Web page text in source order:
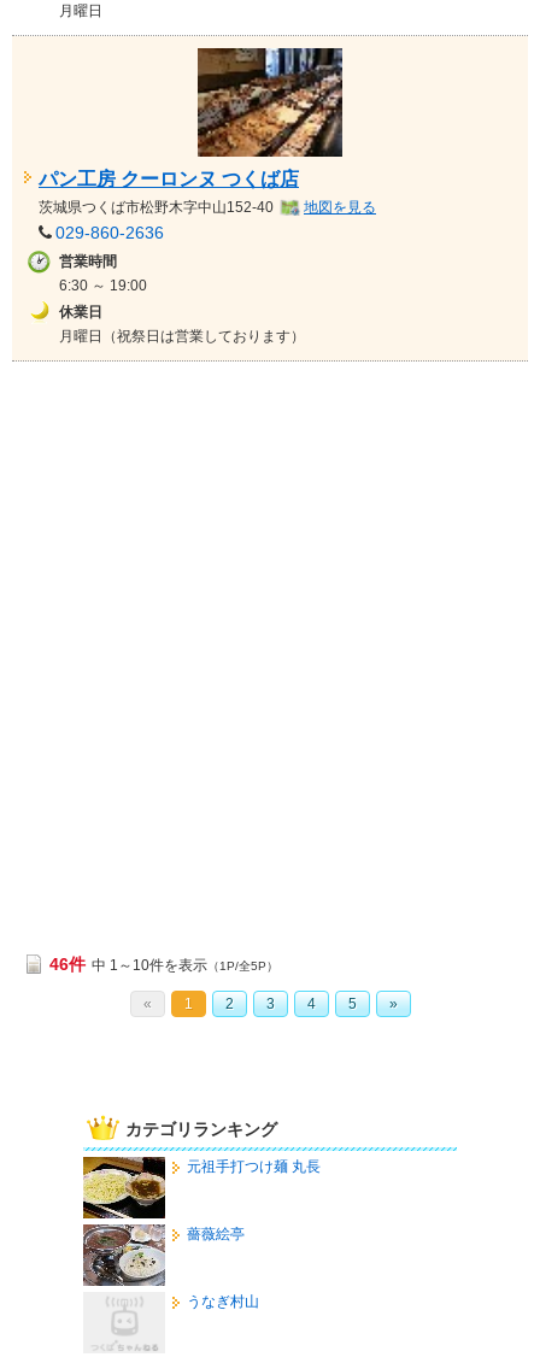
月曜日
パン工房 クーロンヌ つくば店
茨城県つくば市松野木字中山152-40 地図を見る
029-860-2636
営業時間
6:30 ～ 19:00
休業日
月曜日（祝祭日は営業しております）
46件 中 1～10件を表示 （1P/全5P）
« 1 2 3 4 5 »
カテゴリランキング
元祖手打つけ麺 丸長
薔薇絵亭
うなぎ村山